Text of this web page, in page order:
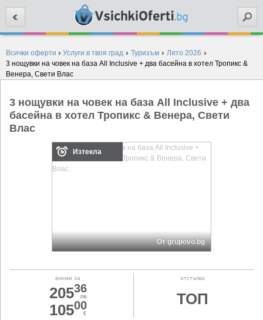
Всички оферти › Услуги в твоя град › Туризъм › Лято 2026 ›
3 нощувки на човек на база All Inclusive + два басейна в хотел Тропикс &
Венера, Свети Влас
3 нощувки на човек на база All Inclusive + два
басейна в хотел Тропикс & Венера, Свети
Влас
Изтекла
От grupovo.bg
вземи за
20536
лв
10500
€
отстъпка
ТОП